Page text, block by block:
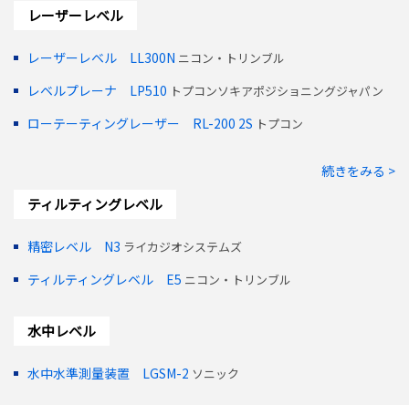
レーザーレベル
レーザーレベル LL300N ニコン・トリンブル
レベルプレーナ LP510 トプコンソキアポジショニングジャパン
ローテーティングレーザー RL-200 2S トプコン
続きをみる >
ティルティングレベル
精密レベル N3 ライカジオシステムズ
ティルティングレベル E5 ニコン・トリンブル
水中レベル
水中水準測量装置 LGSM-2 ソニック